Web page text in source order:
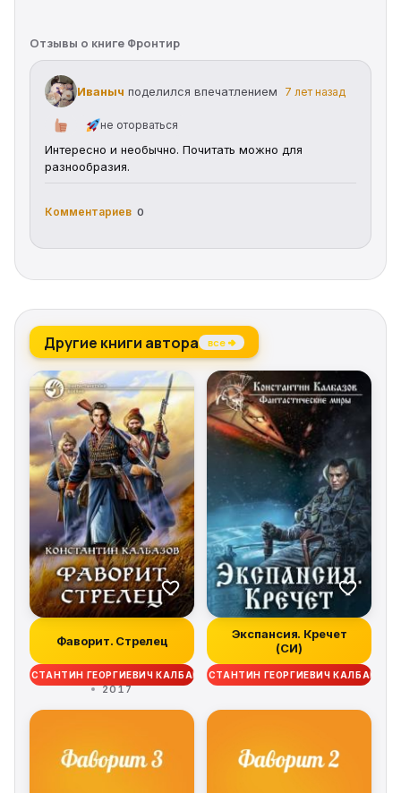
Отзывы о книге Фронтир
Иваныч поделился впечатлением 7 лет назад
не оторваться
Интересно и необычно. Почитать можно для
разнообразия.
Комментариев 0
Другие книги автора все →
Фаворит. Стрелец
КОНСТАНТИН ГЕОРГИЕВИЧ КАЛБАНОВ
2017
Экспансия. Кречет
(СИ)
КОНСТАНТИН ГЕОРГИЕВИЧ КАЛБАНОВ